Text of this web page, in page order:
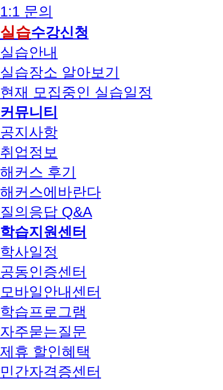
1:1 문의
실습수강신청
실습안내
실습장소 알아보기
현재 모집중인 실습일정
커뮤니티
공지사항
취업정보
해커스 후기
해커스에바란다
질의응답 Q&A
학습지원센터
학사일정
공동인증센터
모바일안내센터
학습프로그램
자주묻는질문
제휴 할인혜택
민간자격증센터